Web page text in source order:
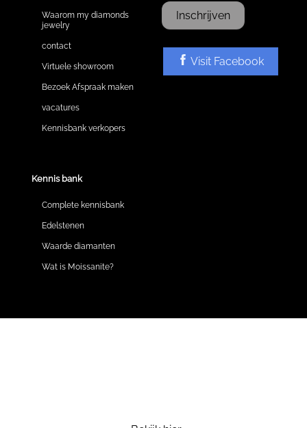
Waarom my diamonds
jewelry
contact
Virtuele showroom
Bezoek Afspraak maken
vacatures
Kennisbank verkopers
Kennis bank
Complete kennisbank
Edelstenen
Waarde diamanten
Wat is Moissanite?
Inschrijven
Visit Facebook